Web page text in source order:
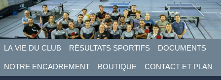
LA VIE DU CLUB RÉSULTATS SPORTIFS DOCUMENTS
NOTRE ENCADREMENT BOUTIQUE CONTACT ET PLAN
Panneau de gestion des cookies